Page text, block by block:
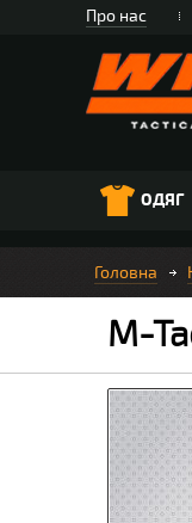
Про нас
ОДЯГ
Головна
M-